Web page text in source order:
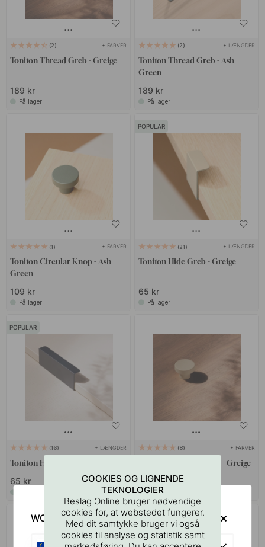
2 + FARVER
Toniton Thread Greb - Greige
189 kr
På lager
2 + LÆNGDER
Toniton Thread Greb - Ash
Green
189 kr
På lager
1 + FARVER
Toniton Circular Knop - Ash
Green
109 kr
På lager
POPULAR
21 + LÆNGDER
Toniton Hide Greb - Greige
65 kr
På lager
POPULAR
16 + LÆNGDER
Toniton Hide Greb - Sort
65 kr
8 + FARVER
Toniton Circular Knop - Greige
109 kr
På lager
COOKIES OG LIGNENDE
TEKNOLOGIER
Beslag Online bruger nødvendige
cookies for, at webstedet fungerer.
Med dit samtykke bruger vi også
cookies til analyse og statistik samt
WOULD YOU RATHER VISIT?